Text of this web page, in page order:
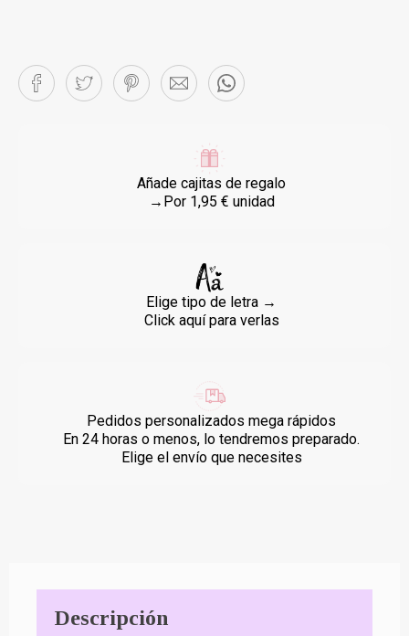
Añade cajitas de regalo
→Por 1,95 € unidad
Elige tipo de letra →
Click aquí para verlas
Pedidos personalizados mega rápidos
En 24 horas o menos, lo tendremos preparado.
Elige el envío que necesites
Descripción